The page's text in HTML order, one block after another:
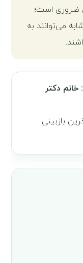
ضروری است؛
می‌توانند به
دکتر
بازبینی